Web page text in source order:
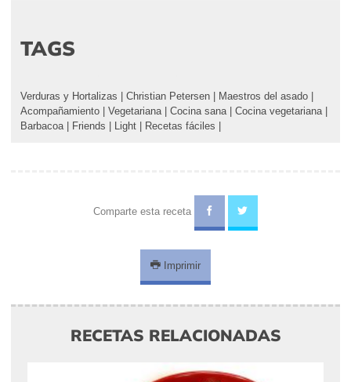
TAGS
Verduras y Hortalizas | Christian Petersen | Maestros del asado |
Acompañamiento | Vegetariana | Cocina sana | Cocina vegetariana |
Barbacoa | Friends | Light | Recetas fáciles |
Comparte esta receta
Imprimir
RECETAS RELACIONADAS